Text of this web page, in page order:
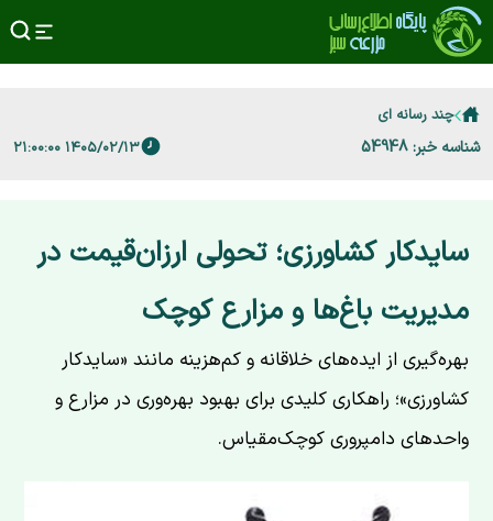
چند رسانه ای
شناسه خبر: 54948 ۱۴۰۵/۰۲/۱۳ ۲۱:۰۰:۰۰
سایدکار کشاورزی؛ تحولی ارزان‌قیمت در
مدیریت باغ‌ها و مزارع کوچک
بهره‌گیری از ایده‌های خلاقانه و کم‌هزینه مانند «سایدکار
کشاورزی»؛ راهکاری کلیدی برای بهبود بهره‌وری در مزارع و
واحدهای دامپروری کوچک‌مقیاس.